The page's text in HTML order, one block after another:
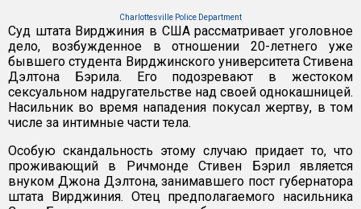
Charlottesville Police Department
Суд штата Вирджиния в США рассматривает уголовное
дело, возбужденное в отношении 20-летнего уже
бывшего студента Вирджинского университета Стивена
Дэлтона Бэрила. Его подозревают в жестоком
сексуальном надругательстве над своей однокашницей.
Насильник во время нападения покусал жертву, в том
числе за интимные части тела.
Особую скандальность этому случаю придает то, что
проживающий в Ричмонде Стивен Бэрил является
внуком Джона Дэлтона, занимавшего пост губернатора
штата Вирджиния. Отец предполагаемого насильника